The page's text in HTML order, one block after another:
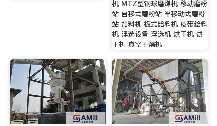
机 MTZ型钢球磨煤机 移动磨粉
站 自移式磨粉站 半移动式磨粉
站 加料机 板式给料机 皮带给料
机 浮选设备 浮选机 烘干机 烘
干机 真空干燥机